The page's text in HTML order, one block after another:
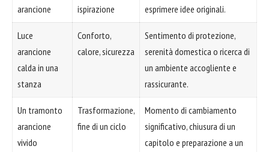
arancione
ispirazione
esprimere idee originali.
Luce
arancione
calda in una
stanza
Conforto,
calore, sicurezza
Sentimento di protezione,
serenità domestica o ricerca di
un ambiente accogliente e
rassicurante.
Un tramonto
arancione
vivido
Trasformazione,
fine di un ciclo
Momento di cambiamento
significativo, chiusura di un
capitolo e preparazione a un